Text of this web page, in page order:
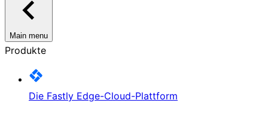
Main menu
Produkte
Die Fastly Edge-Cloud-Plattform